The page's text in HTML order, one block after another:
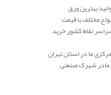
بهترین ورق
مختلف با قیمت
نقاط کشور خرید
ما در استان تهران
مادر شهرک صنعتی